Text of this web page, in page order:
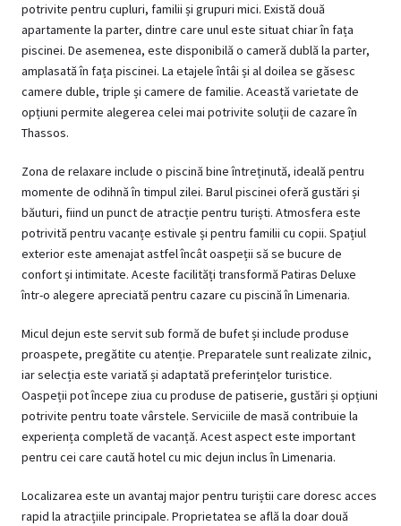
potrivite pentru cupluri, familii și grupuri mici. Există două
apartamente la parter, dintre care unul este situat chiar în fața
piscinei. De asemenea, este disponibilă o cameră dublă la parter,
amplasată în fața piscinei. La etajele întâi și al doilea se găsesc
camere duble, triple și camere de familie. Această varietate de
opțiuni permite alegerea celei mai potrivite soluții de cazare în
Thassos.
Zona de relaxare include o piscină bine întreținută, ideală pentru
momente de odihnă în timpul zilei. Barul piscinei oferă gustări și
băuturi, fiind un punct de atracție pentru turiști. Atmosfera este
potrivită pentru vacanțe estivale și pentru familii cu copii. Spațiul
exterior este amenajat astfel încât oaspeții să se bucure de
confort și intimitate. Aceste facilități transformă Patiras Deluxe
într-o alegere apreciată pentru cazare cu piscină în Limenaria.
Micul dejun este servit sub formă de bufet și include produse
proaspete, pregătite cu atenție. Preparatele sunt realizate zilnic,
iar selecția este variată și adaptată preferințelor turistice.
Oaspeții pot începe ziua cu produse de patiserie, gustări și opțiuni
potrivite pentru toate vârstele. Serviciile de masă contribuie la
experiența completă de vacanță. Acest aspect este important
pentru cei care caută hotel cu mic dejun inclus în Limenaria.
Localizarea este un avantaj major pentru turiștii care doresc acces
rapid la atracțiile principale. Proprietatea se află la doar două